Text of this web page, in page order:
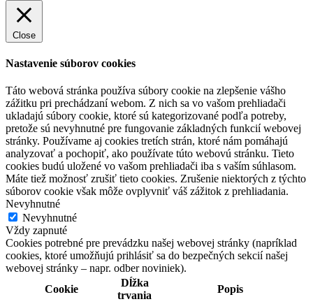
Close
Nastavenie súborov cookies
Táto webová stránka používa súbory cookie na zlepšenie vášho
zážitku pri prechádzaní webom. Z nich sa vo vašom prehliadači
ukladajú súbory cookie, ktoré sú kategorizované podľa potreby,
pretože sú nevyhnutné pre fungovanie základných funkcií webovej
stránky. Používame aj cookies tretích strán, ktoré nám pomáhajú
analyzovať a pochopiť, ako používate túto webovú stránku. Tieto
cookies budú uložené vo vašom prehliadači iba s vaším súhlasom.
Máte tiež možnosť zrušiť tieto cookies. Zrušenie niektorých z týchto
súborov cookie však môže ovplyvniť váš zážitok z prehliadania.
Nevyhnutné
Nevyhnutné
Vždy zapnuté
Cookies potrebné pre prevádzku našej webovej stránky (napríklad
cookies, ktoré umožňujú prihlásiť sa do bezpečných sekcií našej
webovej stránky – napr. odber noviniek).
Cookie
Dĺžka
trvania
Popis